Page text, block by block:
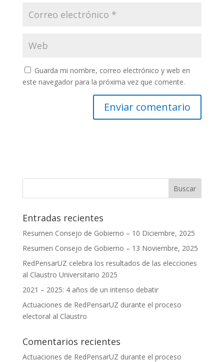
Guarda mi nombre, correo electrónico y web en
este navegador para la próxima vez que comente.
Entradas recientes
Resumen Consejo de Gobierno – 10 Diciembre, 2025
Resumen Consejo de Gobierno – 13 Noviembre, 2025
RedPensarUZ celebra los resultados de las elecciones
al Claustro Universitario 2025
2021 – 2025: 4 años de un intenso debatir
Actuaciones de RedPensarUZ durante el proceso
electoral al Claustro
Comentarios recientes
Actuaciones de RedPensarUZ durante el proceso